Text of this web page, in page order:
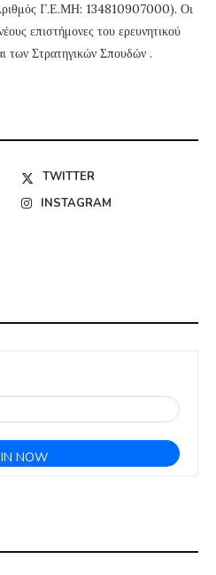
Γ.Ε.ΜΗ: 134810907000). Οι
επιστήμονες του ερευνητικού
των Στρατηγικών Σπουδών .
TWITTER
INSTAGRAM